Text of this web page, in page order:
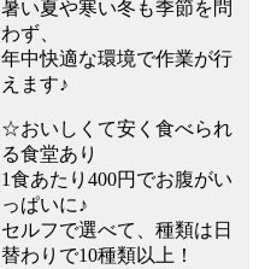
暑い夏や寒い冬も季節を問
わず、
年中快適な環境で作業が行
えます♪
☆おいしくて安く食べられ
る食堂あり
1食あたり400円でお腹がい
っぱいに♪
セルフで選べて、種類は日
替わりで10種類以上！